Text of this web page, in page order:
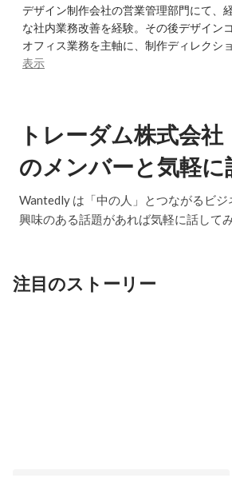
デザイン制作会社の営業管理部門にて、
な社内業務改善を経験。その後デザイン
オフィス業務を主軸に、制作ディレクシ
表示
トレーダム株式会社
のメンバーと気軽に
Wantedly は「中の人」とつながるビジ
興味のある話題があれば気軽に話してみ
注目のストーリー